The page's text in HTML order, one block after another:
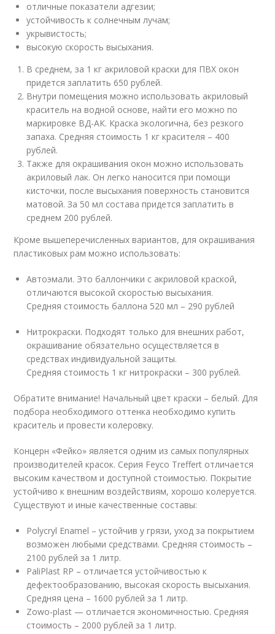
отличные показатели адгезии;
устойчивость к солнечным лучам;
укрывистость;
высокую скорость высыхания.
В среднем, за 1 кг акриловой краски для ПВХ окон
придется заплатить 650 рублей.
Внутри помещения можно использовать акриловый
краситель на водной основе, найти его можно по
маркировке ВД-АК. Краска экологична, без резкого
запаха. Средняя стоимость 1 кг красителя – 400
рублей.
Также для окрашивания окон можно использовать
акриловый лак. Он легко наносится при помощи
кисточки, после высыхания поверхность становится
матовой. За 50 мл состава придется заплатить в
среднем 200 рублей.
Кроме вышеперечисленных вариантов, для окрашивания
пластиковых рам можно использовать:
Автоэмали. Это баллончики с акриловой краской,
отличаются высокой скоростью высыхания.
Средняя стоимость баллона 520 мл – 290 рублей
Нитрокраски. Подходят только для внешних работ,
окрашивание обязательно осуществляется в
средствах индивидуальной защиты.
Средняя стоимость 1 кг нитрокраски – 300 рублей.
Обратите внимание! Начальный цвет краски – белый. Для
подбора необходимого оттенка необходимо купить
краситель и провести колеровку.
Концерн «Фейко» является одним из самых популярных
производителей красок. Серия Feyco Treffert отличается
высоким качеством и доступной стоимостью. Покрытие
устойчиво к внешним воздействиям, хорошо колеруется.
Существуют и иные качественные составы:
Polycryl Enamel – устойчив у грязи, уход за покрытием
возможен любыми средствами. Средняя стоимость –
2100 рублей за 1 литр.
PaliPlast RP – отличается устойчивостью к
дефектообразованию, высокая скорость высыхания.
Средняя цена – 1600 рублей за 1 литр.
Zowo-plast — отличается экономичностью. Средняя
стоимость – 2000 рублей за 1 литр.